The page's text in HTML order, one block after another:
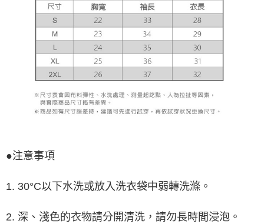
●注意事項
1. 30°C以下水洗或放入洗衣袋中弱轉洗滌。
2. 深、淺色的衣物請分開清洗，請勿長時間浸泡。